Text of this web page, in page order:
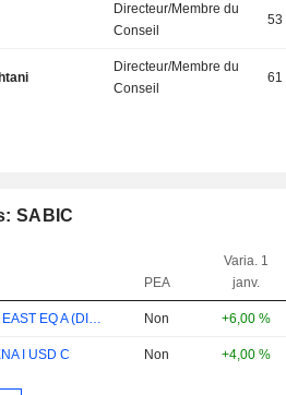
Directeur/Membre du
Conseil
53
Directeur/Membre du
Conseil
61
SABIC
PEA
Varia. 1
janv.
JPM EMERGING MIDDLE EAST EQ A (DIST) USD Non +6,00 %
I USD C Non +4,00 %